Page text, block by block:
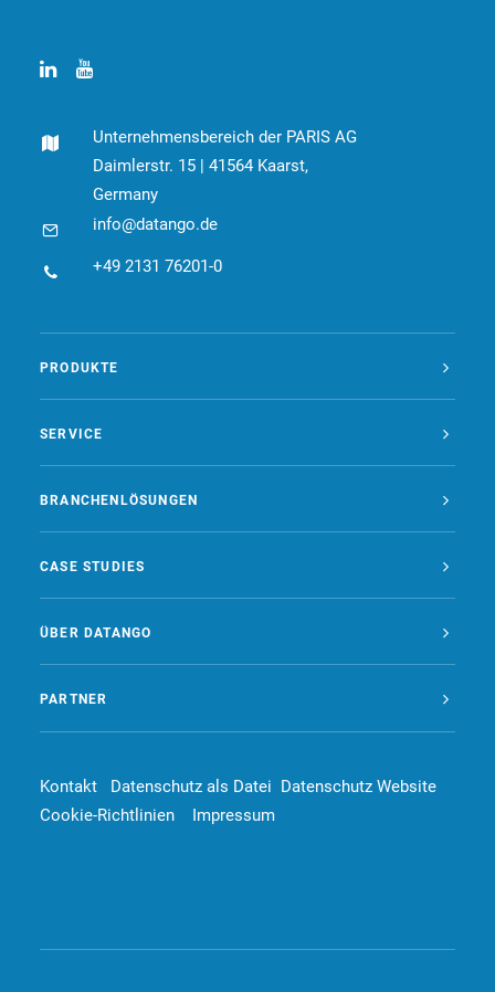
Unternehmensbereich der PARIS AG
Daimlerstr. 15 | 41564 Kaarst,
Germany
info@datango.de
+49 2131 76201-0
PRODUKTE
SERVICE
BRANCHENLÖSUNGEN
CASE STUDIES
ÜBER DATANGO
PARTNER
Kontakt Datenschutz als Datei Datenschutz Website
Cookie-Richtlinien
Impressum